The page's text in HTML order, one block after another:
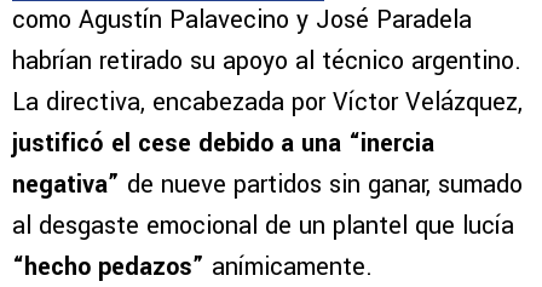
como Agustín Palavecino y José Paradela
habrían retirado su apoyo al técnico argentino.
La directiva, encabezada por Víctor Velázquez,
justificó el cese debido a una “inercia
negativa” de nueve partidos sin ganar, sumado
al desgaste emocional de un plantel que lucía
“hecho pedazos” anímicamente.